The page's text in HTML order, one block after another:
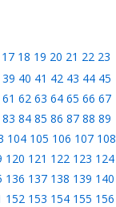
17 18 19 20 21 22 23
39 40 41 42 43 44 45
61 62 63 64 65 66 67
83 84 85 86 87 88 89
104 105 106 107 108
120 121 122 123 124
136 137 138 139 140
152 153 154 155 156